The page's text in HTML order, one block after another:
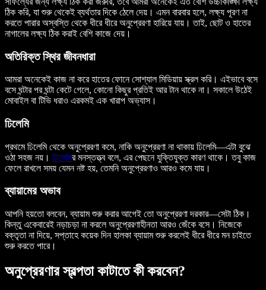
ঠিক করি, যা শুরু থেকেই ব্যর্থতার দিকে ঠেলে দেয়। এমন বারবার হলে, লক্ষ্য পূরণ না
করতে পারার অস্বস্তি থেকে ধীরে ধীরে অনুপ্রেরণা হারিয়ে যায়। তাই, ছোট ও হাতের
নাগালের লক্ষ্য ঠিক করাই বেশি কাজে দেয়।
অতিরিক্ত স্থির জীবনধারা
আমরা অনেকেই কাজ না করে হাতের ফোনে সোশ্যাল মিডিয়ায় স্ক্রল করি। এইভাবে বসে
বসে ঘন্টার পর ঘন্টা কেটে গেলে, কোনো কিছুর প্রতিই আর টান থাকে না। সকালে উঠেই
মোবাইল বা টিভি ধরাও এরকমই এক খারাপ অভ্যাস।
ঢিলেমি
প্রথমে ঢিলেমি থেকে অনুপ্রেরণা কমে, নাকি অনুপ্রেরণা না থাকায় ঢিলেমি—এটা বুঝে
ওঠা সহজ নয়। ঢিলেমির মনস্তত্ত্ব বলে, এর পেছনে যুক্তিযুক্ত কারণ থাকে। তবু কাজ
ফেলে রাখলে সময় যেমন নষ্ট হয়, তেমনি অনুপ্রেরণাও আরও কমে যায়।
ব্যায়ামের অভাব
আপনি হয়তো বলবেন, ব্যায়াম শুরু করার আগেই তো অনুপ্রেরণা দরকার—সেটা ঠিক।
কিন্তু একেবারেই নড়াচড়া না করলে অনুপ্রেরণাহীনতা আরও জেঁকে বসে। নিজেকে
বক্তৃতা না দিয়ে, সপ্তাহে কয়েক দিন হালকা ব্যায়াম শুরু করলেই ধীরে ধীরে মন চাইতে
শুরু করতে পারে।
অনুপ্রেরণার স্বল্পতা কাটাতে কী করবেন?